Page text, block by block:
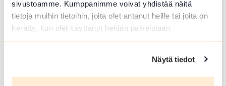
sivustoamme. Kumppanimme voivat yhdistää näitä
tietoja muihin tietoihin, joita olet antanut heille tai joita on
kerätty, kun olet käyttänyt heidän palvelujaan.
Näytä tiedot